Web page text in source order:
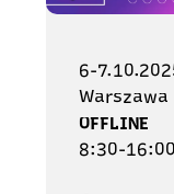
6-
Warszawa
OFFLINE
8:30-16:00